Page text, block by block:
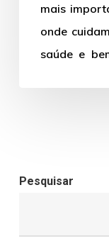
mais
onde
saúde e
Pesquisar